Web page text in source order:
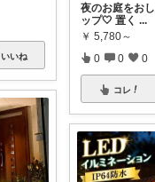
いいね
夜のお庭をお
ップ🤍 置く ...
￥ 5,780～
0 0 0
コレ